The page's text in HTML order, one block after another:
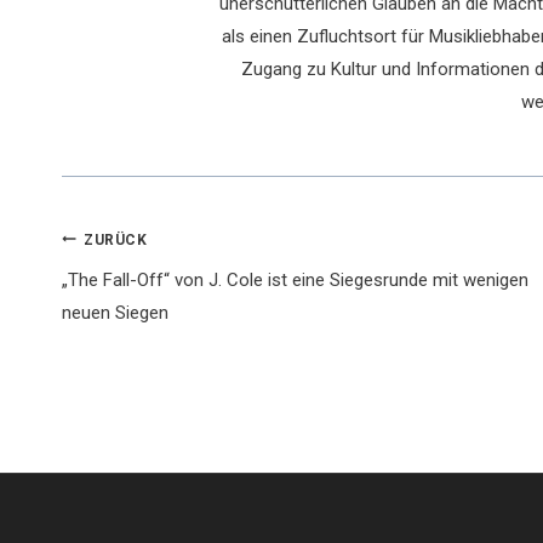
als einen Zufluchtsort für
Zugang zu Kultur und Informationen
Beitragsnavigation
ZURÜCK
„The Fall-Off“ von J. Cole ist eine Siegesrunde mit wenigen
neuen Siegen